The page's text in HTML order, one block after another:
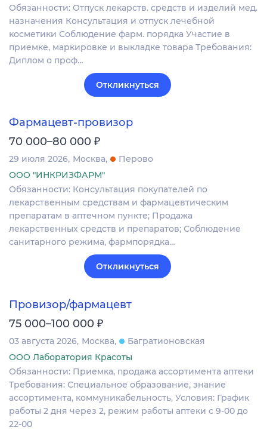
Обязанности: Отпуск лекарств. средств и изделий мед.
назначения Консультация и отпуск лечебной
косметики Соблюдение фарм. порядка Участие в
приемке, маркировке и выкладке товара Требования:
Диплом о проф…
Откликнуться
Фармацевт-провизор
70 000–80 000 ₽
29 июля 2026 Москва
Перово
ООО "ИНКРИЗФАРМ"
Обязанности: Консультация покупателей по
лекарственным средствам и фармацевтическим
препаратам в аптечном пункте; Продажа
лекарственных средств и препаратов; Соблюдение
санитарного режима, фармпорядка…
Откликнуться
Провизор/фармацевт
75 000–100 000 ₽
03 августа 2026 Москва
Багратионовская
ООО Лаборатория Красоты
Обязанности: Приемка, продажа ассортимента аптеки
Требования: Специальное образование, знание
ассортимента, коммуникабельность, Условия: График
работы 2 дня через 2, режим работы аптеки с 9-00 до
22-00